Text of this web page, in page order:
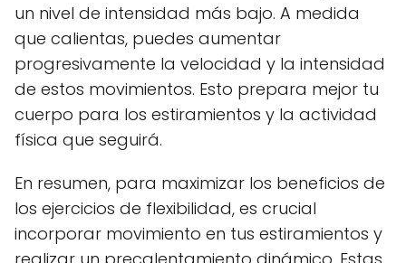
un nivel de intensidad más bajo. A medida
que calientas, puedes aumentar
progresivamente la velocidad y la intensidad
de estos movimientos. Esto prepara mejor tu
cuerpo para los estiramientos y la actividad
física que seguirá.
En resumen, para maximizar los beneficios de
los ejercicios de flexibilidad, es crucial
incorporar movimiento en tus estiramientos y